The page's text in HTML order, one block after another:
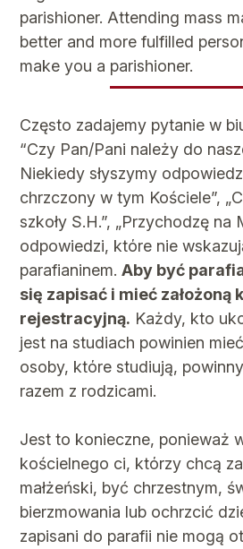
parishioner. Attending mass
better and more fulfilled
make you a parishioner.
Często zadajemy pytanie w
“Czy Pan/Pani należy do
Niekiedy słyszymy
chrzczony w tym Kościele”,
szkoły S.H.”, „Przychodzę na
odpowiedzi, ktόre nie
parafianinem.Aby być
się zapisać i mieć założoną
rejestracyjną. Każdy, kto
jest na studiach powinien
osoby, ktόre studiują,
razem z rodzicami.
Jest to konieczne, ponieważ
kościelnego ci, ktόrzy chcą
małżeński, być chrzestnym,
bierzmowania lub ochrzcić
zapisani do parafii nie mogą